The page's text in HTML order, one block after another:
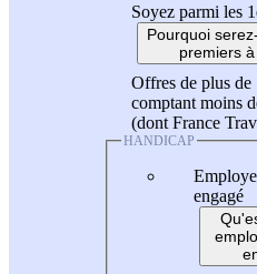
Soyez parmi les
Pourquoi
premiers
Offres de plus de
comptant moins
(dont France
HANDICAP
engagé